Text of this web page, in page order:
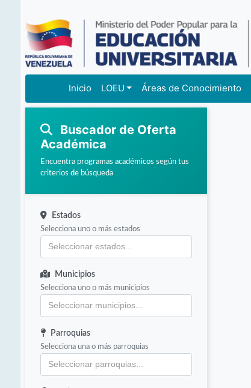
Inicio LOEU Áreas de Conocimiento
Buscador de Oferta
Académica
Encuentra programas académicos según tus
criterios de búsqueda
Estados
Selecciona uno o más estados
Municipios
Selecciona uno o más municipios
Parroquias
Selecciona una o más parroquias